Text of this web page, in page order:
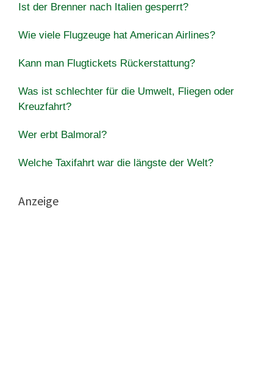
Ist der Brenner nach Italien gesperrt?
Wie viele Flugzeuge hat American Airlines?
Kann man Flugtickets Rückerstattung?
Was ist schlechter für die Umwelt, Fliegen oder
Kreuzfahrt?
Wer erbt Balmoral?
Welche Taxifahrt war die längste der Welt?
Anzeige